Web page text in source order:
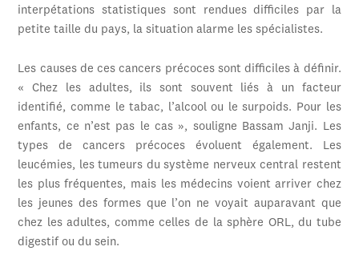
interpétations statistiques sont rendues difficiles par la
petite taille du pays, la situation alarme les spécialistes.
Les causes de ces cancers précoces sont difficiles à définir.
« Chez les adultes, ils sont souvent liés à un facteur
identifié, comme le tabac, l’alcool ou le surpoids. Pour les
enfants, ce n’est pas le cas », souligne Bassam Janji. Les
types de cancers précoces évoluent également. Les
leucémies, les tumeurs du système nerveux central restent
les plus fréquentes, mais les médecins voient arriver chez
les jeunes des formes que l’on ne voyait auparavant que
chez les adultes, comme celles de la sphère ORL, du tube
digestif ou du sein.